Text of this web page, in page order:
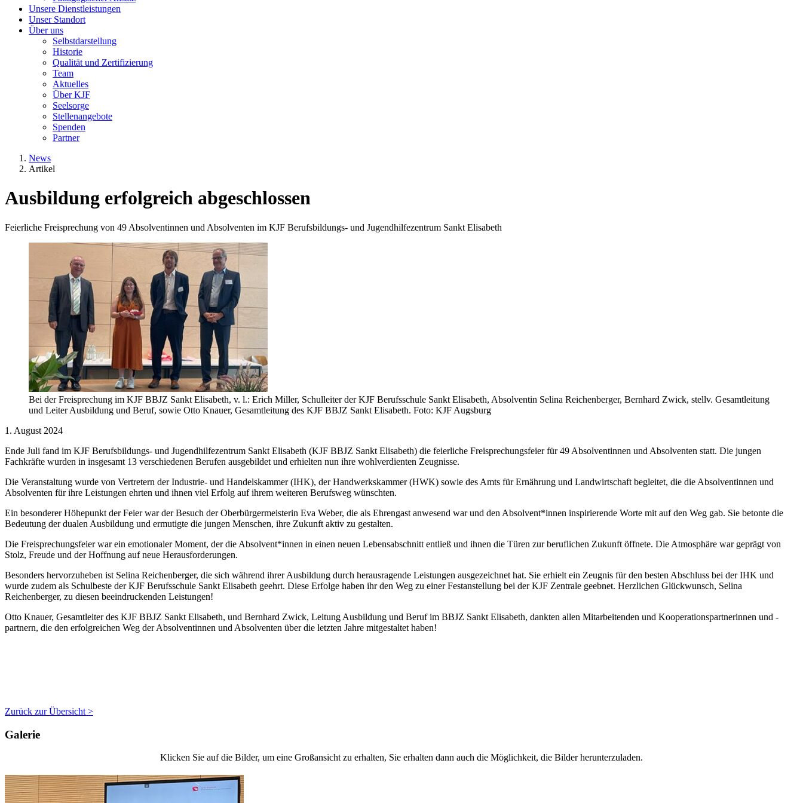
Unsere Dienstleistungen
Unser Standort
Über uns
Selbstdarstellung
Historie
Qualität und Zertifizierung
Team
Aktuelles
Über KJF
Seelsorge
Stellenangebote
Spenden
Partner
News
Artikel
Ausbildung erfolgreich abgeschlossen
Feierliche Freisprechung von 49 Absolventinnen und Absolventen im KJF Berufsbildungs- und Jugendhilfezentrum Sankt Elisabeth
Bei der Freisprechung im KJF BBJZ Sankt Elisabeth, v. l.: Erich Miller, Schulleiter der KJF Berufsschule Sankt Elisabeth, Absolventin Selina Reichenberger, Bernhard Zwick, stellv. Gesamtleitung
und Leiter Ausbildung und Beruf, sowie Otto Knauer, Gesamtleitung des KJF BBJZ Sankt Elisabeth. Foto: KJF Augsburg
1. August 2024
Ende Juli fand im KJF Berufsbildungs- und Jugendhilfezentrum Sankt Elisabeth (KJF BBJZ Sankt Elisabeth) die feierliche Freisprechungsfeier für 49 Absolventinnen und Absolventen statt. Die jungen
Fachkräfte wurden in insgesamt 13 verschiedenen Berufen ausgebildet und erhielten nun ihre wohlverdienten Zeugnisse.
Die Veranstaltung wurde von Vertretern der Industrie- und Handelskammer (IHK), der Handwerkskammer (HWK) sowie des Amts für Ernährung und Landwirtschaft begleitet, die die Absolventinnen und
Absolventen für ihre Leistungen ehrten und ihnen viel Erfolg auf ihrem weiteren Berufsweg wünschten.
Ein besonderer Höhepunkt der Feier war der Besuch der Oberbürgermeisterin Eva Weber, die als Ehrengast anwesend war und den Absolvent*innen inspirierende Worte mit auf den Weg gab. Sie betonte die
Bedeutung der dualen Ausbildung und ermutigte die jungen Menschen, ihre Zukunft aktiv zu gestalten.
Die Freisprechungsfeier war ein emotionaler Moment, der die Absolvent*innen in einen neuen Lebensabschnitt entließ und ihnen die Türen zur beruflichen Zukunft öffnete. Die Atmosphäre war geprägt von
Stolz, Freude und der Hoffnung auf neue Herausforderungen.
Besonders hervorzuheben ist Selina Reichenberger, die sich während ihrer Ausbildung durch herausragende Leistungen ausgezeichnet hat. Sie erhielt ein Zeugnis für den besten Abschluss bei der IHK und
wurde zudem als Schulbeste der KJF Berufsschule Sankt Elisabeth geehrt. Diese Erfolge haben ihr den Weg zu einer Festanstellung bei der KJF Zentrale geebnet. Herzlichen Glückwunsch, Selina
Reichenberger, zu diesen beeindruckenden Leistungen!
Otto Knauer, Gesamtleiter des KJF BBJZ Sankt Elisabeth, und Bernhard Zwick, Leitung Ausbildung und Beruf im BBJZ Sankt Elisabeth, dankten allen Mitarbeitenden und Kooperationspartnerinnen und -
partnern, die den erfolgreichen Weg der Absolventinnen und Absolventen über die letzten Jahre mitgestaltet haben!
Zurück zur Übersicht >
Galerie
Klicken Sie auf die Bilder, um eine Großansicht zu erhalten, Sie erhalten dann auch die Möglichkeit, die Bilder herunterzuladen.